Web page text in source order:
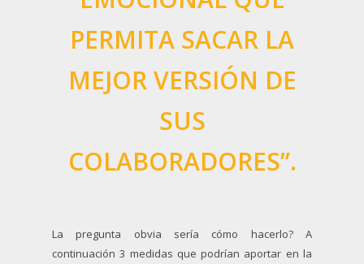
PERMITA SACAR LA
MEJOR VERSIÓN DE
SUS
COLABORADORES”.
La pregunta obvia sería cómo hacerlo? A
continuación 3 medidas que podrían aportar en la